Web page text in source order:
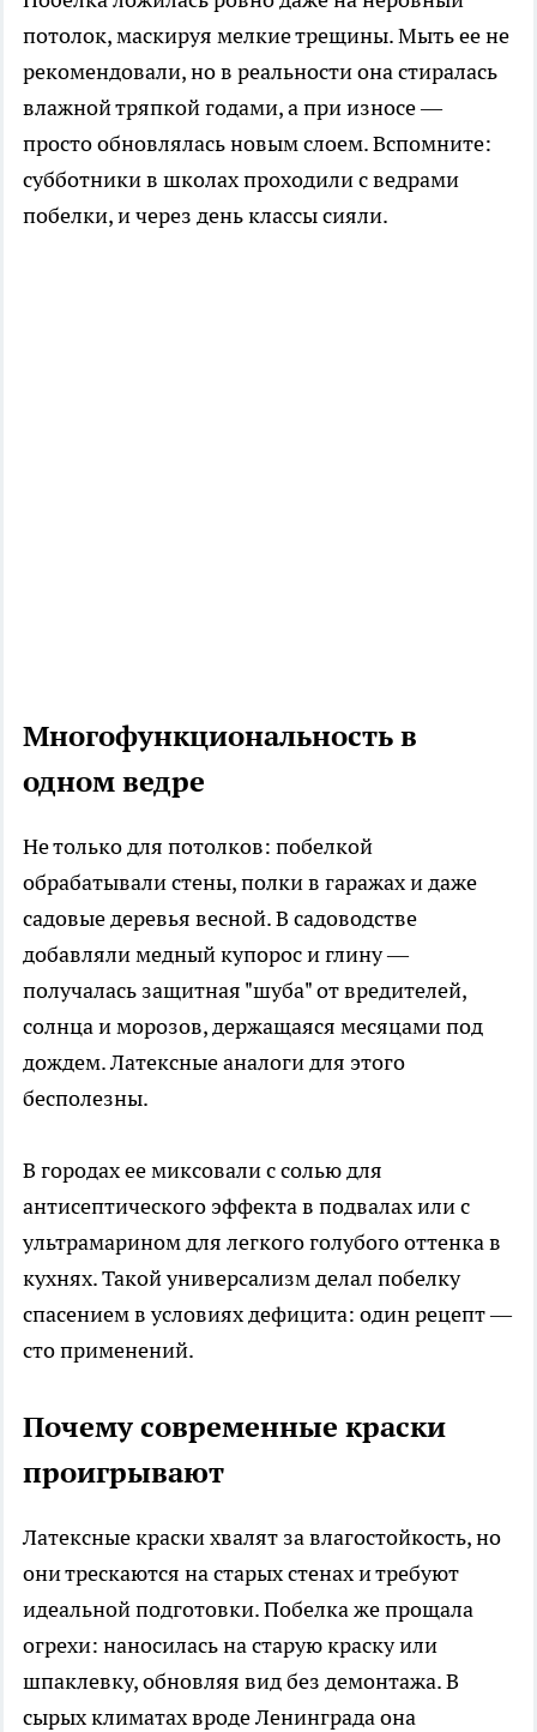
потолок, маскируя мелкие трещины. Мыть ее не
рекомендовали, но в реальности она стиралась
влажной тряпкой годами, а при износе —
просто обновлялась новым слоем. Вспомните:
субботники в школах проходили с ведрами
побелки, и через день классы сияли.
Многофункциональность в
одном ведре
Не только для потолков: побелкой
обрабатывали стены, полки в гаражах и даже
садовые деревья весной. В садоводстве
добавляли медный купорос и глину —
получалась защитная "шуба" от вредителей,
солнца и морозов, держащаяся месяцами под
дождем. Латексные аналоги для этого
бесполезны.​
В городах ее миксовали с солью для
антисептического эффекта в подвалах или с
ультрамарином для легкого голубого оттенка в
кухнях. Такой универсализм делал побелку
спасением в условиях дефицита: один рецепт —
сто применений.
Почему современные краски
проигрывают
Латексные краски хвалят за влагостойкость, но
они трескаются на старых стенах и требуют
идеальной подготовки. Побелка же прощала
огрехи: наносилась на старую краску или
шпаклевку, обновляя вид без демонтажа. В
сырых климатах вроде Ленинграда она